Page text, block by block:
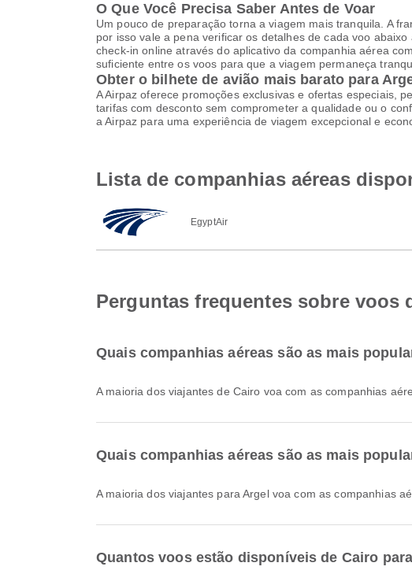
O Que Você Precisa Saber Antes de Voar
Um pouco de preparação torna a viagem mais tranquila. A
por isso vale a pena verificar os detalhes de cada voo
check-in online através do aplicativo da companhia aérea
suficiente entre os voos para que a viagem permaneça
Obter o bilhete de avião mais barato para
A Airpaz oferece promoções exclusivas e ofertas especiais,
tarifas com desconto sem comprometer a qualidade ou o
a Airpaz para uma experiência de viagem excepcional e
Lista de companhias aéreas
EgyptAir
Perguntas frequentes sobre voos
Quais companhias aéreas são as mais
A maioria dos viajantes de Cairo voa com as companhias
Quais companhias aéreas são as mais
A maioria dos viajantes para Argel voa com as companhias
Quantos voos estão disponíveis de Cairo